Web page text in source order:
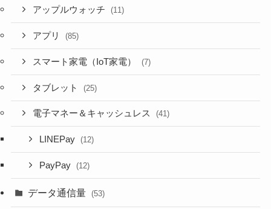
アップルウォッチ (11)
アプリ (85)
スマート家電（IoT家電） (7)
タブレット (25)
電子マネー＆キャッシュレス (41)
LINEPay (12)
PayPay (12)
データ通信量 (53)